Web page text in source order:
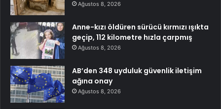
Ağustos 8, 2026
Anne-kızı öldüren sürücü kırmızı ışıkta
geçip, 112 kilometre hızla çarpmış
Ağustos 8, 2026
AB’den 348 uyduluk güvenlik iletişim
ağına onay
Ağustos 8, 2026